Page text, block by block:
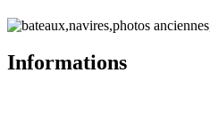
Informations